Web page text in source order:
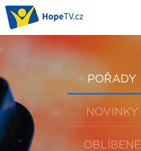
POŘADY
NOVINKY
OBLÍBENÉ